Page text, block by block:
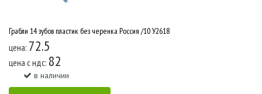
Грабли 14 зубов пластик без черенка Россия /10 У2618
цена: 72.5
цена c ндс: 82
в наличии